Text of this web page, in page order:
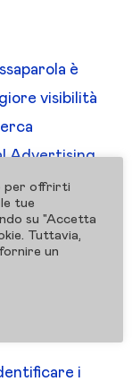
è
visibilità
Advertising
commenti e
e
amici uno
link a una
i
per offrirti
tue
su "Accetta
Tuttavia,
un